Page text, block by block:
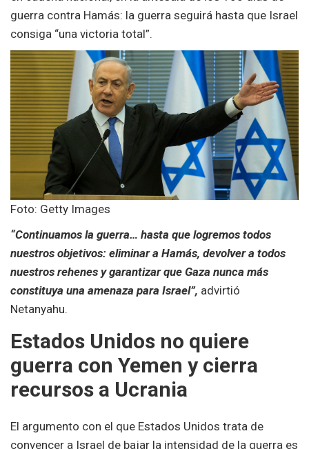
guerra contra Hamás: la guerra seguirá hasta que Israel
consiga “una victoria total”.
Foto: Getty Images
“Continuamos la guerra… hasta que logremos todos
nuestros objetivos: eliminar a Hamás, devolver a todos
nuestros rehenes y garantizar que Gaza nunca más
constituya una amenaza para Israel”, advirtió
Netanyahu.
Estados Unidos no quiere
guerra con Yemen y cierra
recursos a Ucrania
El argumento con el que Estados Unidos trata de
convencer a Israel de bajar la intensidad de la guerra es